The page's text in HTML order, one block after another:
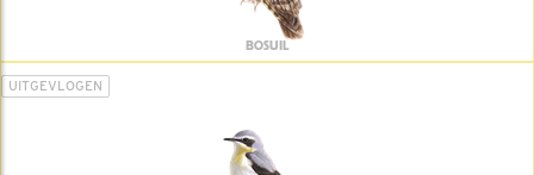
BOSUIL
UITGEVLOGEN